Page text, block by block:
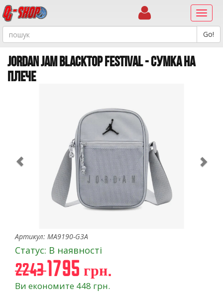
JORDAN JAM BLACKTOP FESTIVAL - СУМКА НА
ПЛЕЧЕ
Артикул: MA9190-G3A
Статус: В наявності
22431795 грн.
Ви економите 448 грн.